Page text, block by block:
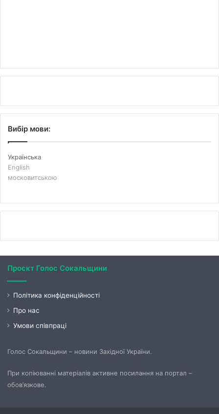
Вибір мови:
Українська
English
московитською
Проєкт Голос Сокальщини
Політика конфіденційності
Про нас
Умови співпраці
Голос Сокальщини – новини Західної України.
При копіюванні матеріалів активне посилання на портал –
обов’язкове.